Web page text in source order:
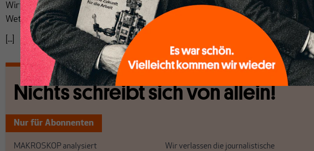
Wirtschaft über politische Allianzen, Seilschaften und Ränke statt über
Wettbewerbsmärkte abbremsen lässt.
[...]
Nichts schreibt sich von allein!
Nur für Abonnenten
MAKROSKOP analysiert
Wir verlassen die journalistische